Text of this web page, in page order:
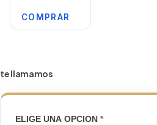
COMPRAR
te llamamos
TE
ELIGE UNA OPCION *